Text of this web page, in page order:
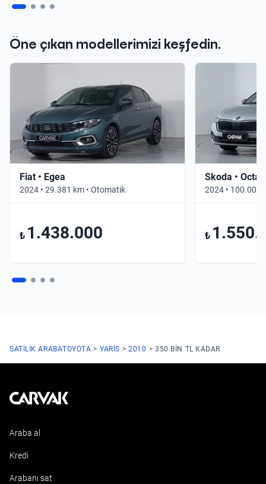
Öne çıkan modellerimizi keşfedin.
Fiat • Egea
2024 • 29.381 km • Otomatik
₺ 1.438.000
Skoda •
2024 • 100.000
₺
SATILIK ARABATOYOTA YARIS 2010 350 BIN TL KADAR
Kavak
Araba al
Kredi
Arabanı sat